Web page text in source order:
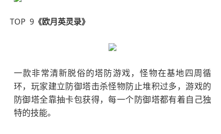
TOP 9 《欧月英灵录》
一款非常清新脱俗的塔防游戏，怪物在基地四周循
环，玩家建立防御塔击杀怪物防止堆积过多，游戏的
防御塔全靠抽卡包获得，每一个防御塔都有着自己独
特的技能。